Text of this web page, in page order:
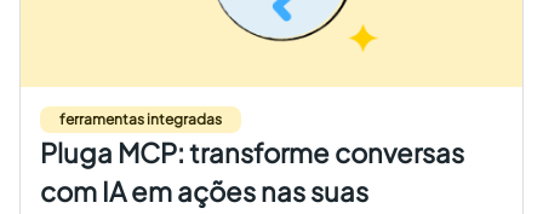
ferramentas integradas
Pluga MCP: transforme conversas
com IA em ações nas suas